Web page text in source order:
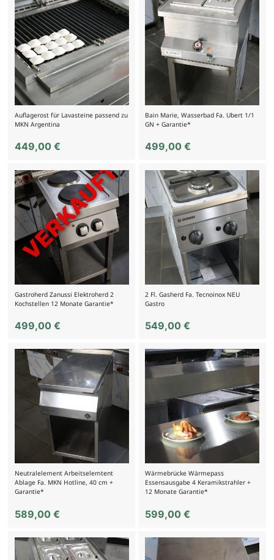
Auflagerost für Lavasteine passend zu
MKN Argentina
449,00 €
Bain Marie, Wasserbad Fa. Ubert 1/1
GN + Garantie*
499,00€
Gastroherd Zanussi Elektroherd 2
Kochstellen 12 Monate Garantie*
499,00 €
2 Fl. Gasherd Fa. Tecnoinox NEU
Gastro
549,00€
Neutralelement Arbeitselemtent
Ablage Fa. MKN Hotline, 40 cm +
Garantie*
589,00 €
Wärmebrücke Wärmepass
Essensausgabe 4 Keramikstrahler +
12 Monate Garantie*
599,00€